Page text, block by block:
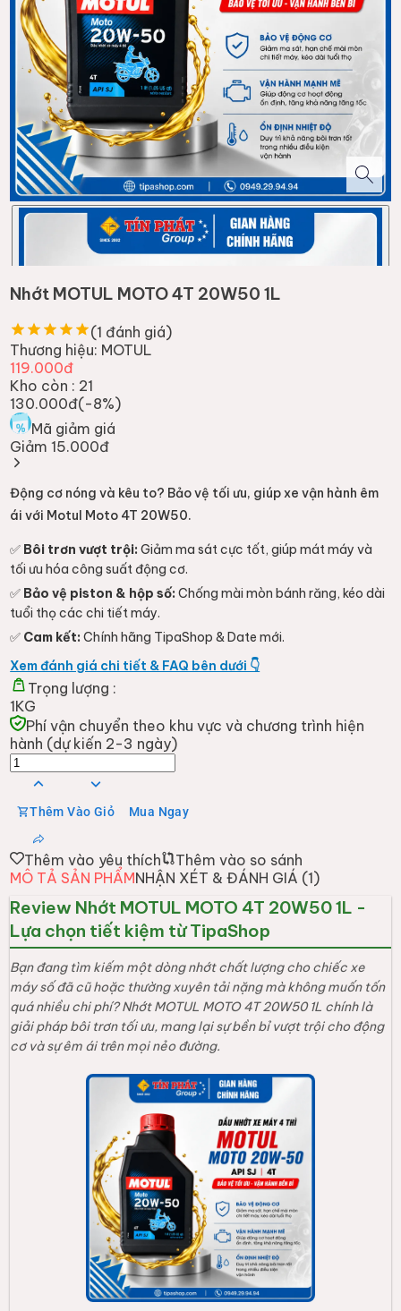
Nhớt MOTUL MOTO 4T 20W50 1L
(1 đánh giá)
Thương hiệu: MOTUL
119.000đ
Kho còn : 21
130.000đ(-8%)
Mã giảm giá
Giảm 15.000đ
Động cơ nóng và kêu to? Bảo vệ tối ưu, giúp xe vận hành êm
ái với Motul Moto 4T 20W50.
✅ Bôi trơn vượt trội: Giảm ma sát cực tốt, giúp mát máy và
tối ưu hóa công suất động cơ.
✅ Bảo vệ piston & hộp số: Chống mài mòn bánh răng, kéo dài
tuổi thọ các chi tiết máy.
✅ Cam kết: Chính hãng TipaShop & Date mới.
Xem đánh giá chi tiết & FAQ bên dưới 👇
Trọng lượng :
1KG
Phí vận chuyển theo khu vực và chương trình hiện
hành (dự kiến 2-3 ngày)
Thêm Vào Giỏ Mua Ngay
Thêm vào yêu thích
Thêm vào so sánh
MÔ TẢ SẢN PHẨMNHẬN XÉT & ĐÁNH GIÁ (1)
Review Nhớt MOTUL MOTO 4T 20W50 1L -
Lựa chọn tiết kiệm từ TipaShop
Bạn đang tìm kiếm một dòng nhớt chất lượng cho chiếc xe
máy số đã cũ hoặc thường xuyên tải nặng mà không muốn tốn
quá nhiều chi phí? Nhớt MOTUL MOTO 4T 20W50 1L chính là
giải pháp bôi trơn tối ưu, mang lại sự bền bỉ vượt trội cho động
cơ và sự êm ái trên mọi nẻo đường.